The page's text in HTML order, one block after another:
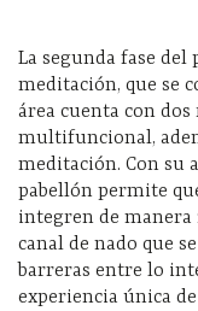
La segunda fase
meditación, que se
área cuenta con
multifuncional,
meditación. Con su
pabellón permite
integren de manera
canal de nado que
barreras entre lo
experiencia única